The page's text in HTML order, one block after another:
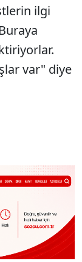
ilgi
var" diye